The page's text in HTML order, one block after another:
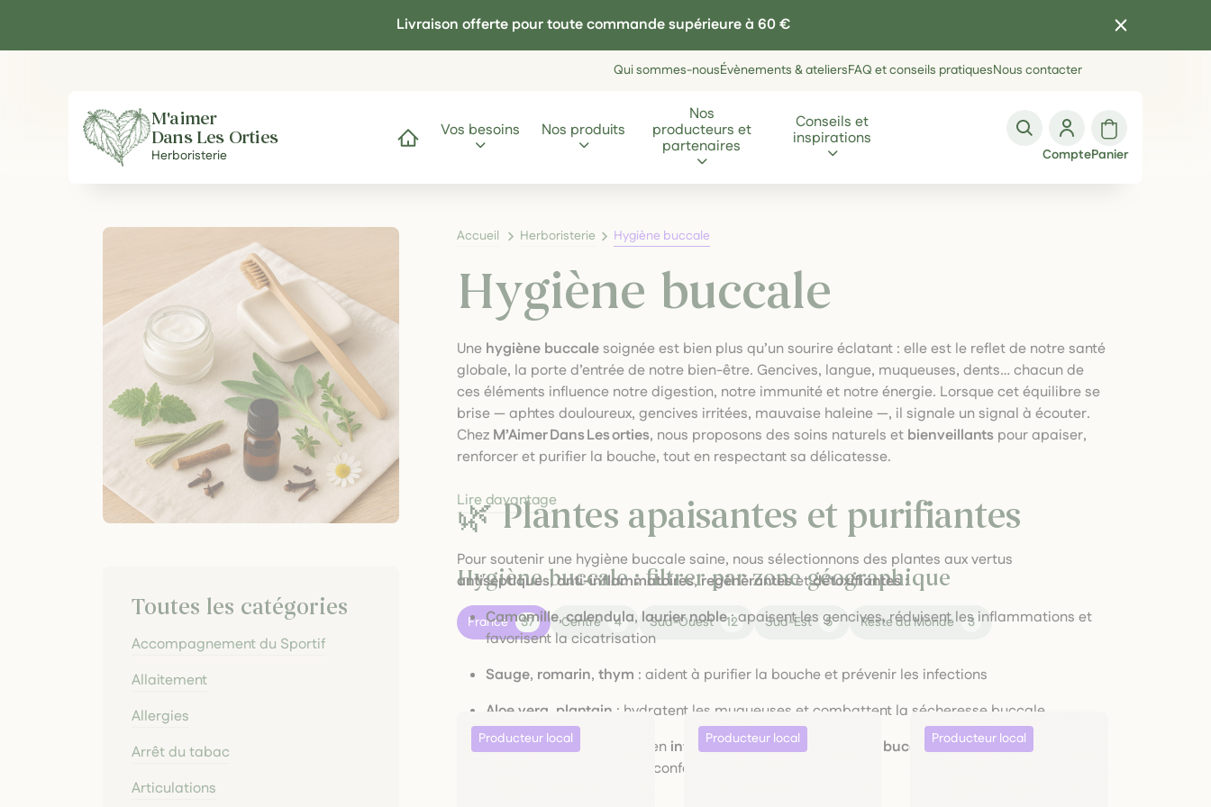
Livraison offerte pour toute commande supérieure à 60 €
Qui sommes-nousÉvènements & ateliersFAQ et conseils pratiquesNous contacter
M'aimer
Dans Les Orties
Herboristerie
Accueil
Vos besoins Nos produits
Nos
producteurs et
partenaires
Conseils et
inspirations
ComptePanier
Accueil Herboristerie Hygiène buccale
Hygiène buccale
Une hygiène buccalesoignée est bien plus qu’un sourire éclatant : elle est le reflet de notre santé
globale, la porte d’entrée de notre bien-être. Gencives, langue, muqueuses, dents… chacun de
ces éléments influence notre digestion, notre immunité et notre énergie. Lorsque cet équilibre se
brise — aphtes douloureux, gencives irritées, mauvaise haleine —, il signale un signal à écouter.
Chez M’Aimer Dans Les orties, nous proposons des soins naturels et bienveillants pour apaiser,
renforcer et purifier la bouche, tout en respectant sa délicatesse.
🌿 Plantes apaisantes et purifiantes
Pour soutenir une hygiène buccale saine, nous sélectionnons des plantes aux vertus
antiseptiques,anti-inflammatoires,regénérantesetdétoxifiantes:
Camomille,calendula, laurier noble: apaisent les gencives, réduisent les inflammations et
favorisent la cicatrisation
Sauge, romarin,thym : aident à purifier la bouche et prévenir les infections
Aloe vera plantain : hydratent les muqueuses et combattent la sécheresse buccale
Ces plantes sont disponibles en infusions,gargarismes sprays buccaux, oucompléments
, selon vos besoins de confort et d’entretien quotidien.
Lire davantage
Hygiène buccale : filtrer par zone géographique
France 37 Centre 4 Sud-Ouest 12 Sud-Est 5 Reste du Monde 3
Toutes les catégories
Accompagnement du Sportif
Allaitement
Allergies
Arrêt du tabac
Articulations